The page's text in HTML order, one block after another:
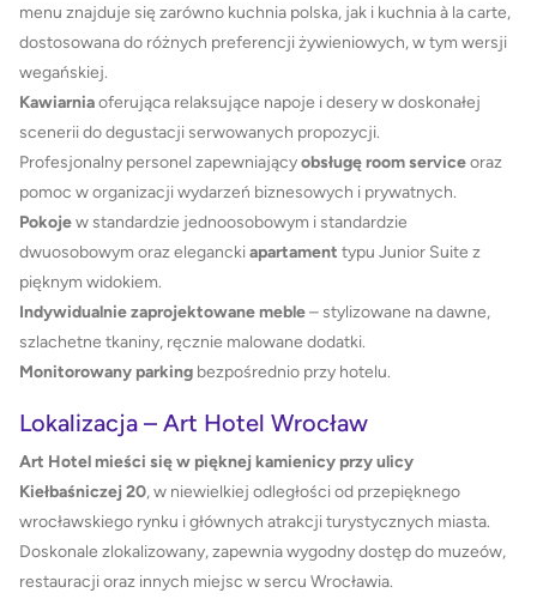
menu znajduje się zarówno kuchnia polska, jak i kuchnia à la carte,
dostosowana do różnych preferencji żywieniowych, w tym wersji
wegańskiej.
Kawiarniaoferująca relaksujące napoje i desery w doskonałej
scenerii do degustacji serwowanych propozycji.
Profesjonalny personel zapewniającyobsługę room serviceoraz
pomoc w organizacji wydarzeń biznesowych i prywatnych.
Pokojew standardzie jednoosobowym i standardzie
dwuosobowym oraz eleganckiapartament typu Junior Suite z
pięknym widokiem.
Indywidualnie zaprojektowane meble– stylizowane na dawne,
szlachetne tkaniny, ręcznie malowane dodatki.
Monitorowany parking bezpośrednio przy hotelu.
Lokalizacja – Art Hotel Wrocław
Art Hotel mieści się w pięknej kamienicy przy ulicy
Kiełbaśniczej 20, w niewielkiej odległości od przepięknego
wrocławskiego rynku i głównych atrakcji turystycznych miasta.
Doskonale zlokalizowany, zapewnia wygodny dostęp do muzeów,
restauracji oraz innych miejsc w sercu Wrocławia.